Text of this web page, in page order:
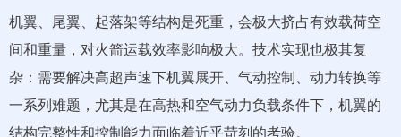
机翼、尾翼、起落架等结构是死重，会极大挤占有效载荷空
间和重量，对火箭运载效率影响极大。技术实现也极其复
杂：需要解决高超声速下机翼展开、气动控制、动力转换等
一系列难题，尤其是在高热和空气动力负载条件下，机翼的
结构完整性和控制能力面临着近乎苛刻的考验。